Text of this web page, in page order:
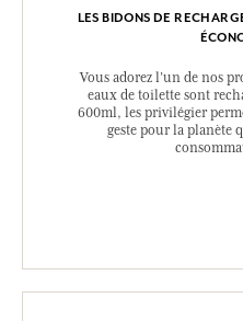
LES BIDONS DE
Vous adorez l’un de nos
eaux de toilette sont
600ml, les privilégier
geste pour la planète